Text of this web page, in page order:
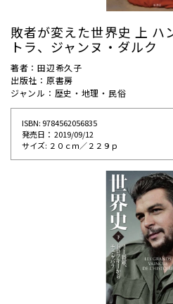
敗者が変えた世界史 上 ハ
トラ、ジャンヌ・ダルク
著者：田辺希久子
出版社：原書房
ジャンル：歴史・地理・民俗
ISBN: 9784562056835
発売⽇： 2019/09/12
サイズ: ２０ｃｍ／２２９ｐ